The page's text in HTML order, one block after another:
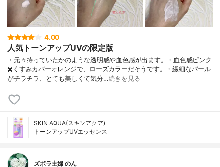
4.00
人気トーンアップUVの限定版
・元々持っていたかのような透明感や血色感が出ます。・血色感ピンク
✖️くすみカバーオレンジで、ローズカラーだそうです。・繊細なパール
がチラチラ、とても美しくて気分…続きを見る
SKIN AQUA(スキンアクア)
トーンアップUVエッセンス
ズボラ主婦 のん